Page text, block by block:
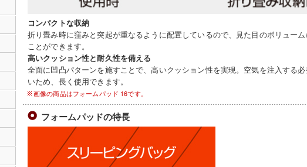
コンパクトな収納
折り畳み時に窪みと突起が重なるように配置しているので、見た目のボリュー
ことができます。
高いクッション性と耐久性を備える
全面に凹凸パターンを施すことで、高いクッション性を実現。空気を注入する
いため、長く使用できます。
画像の商品はフォームパッド 16です。
フォームパッドの特長